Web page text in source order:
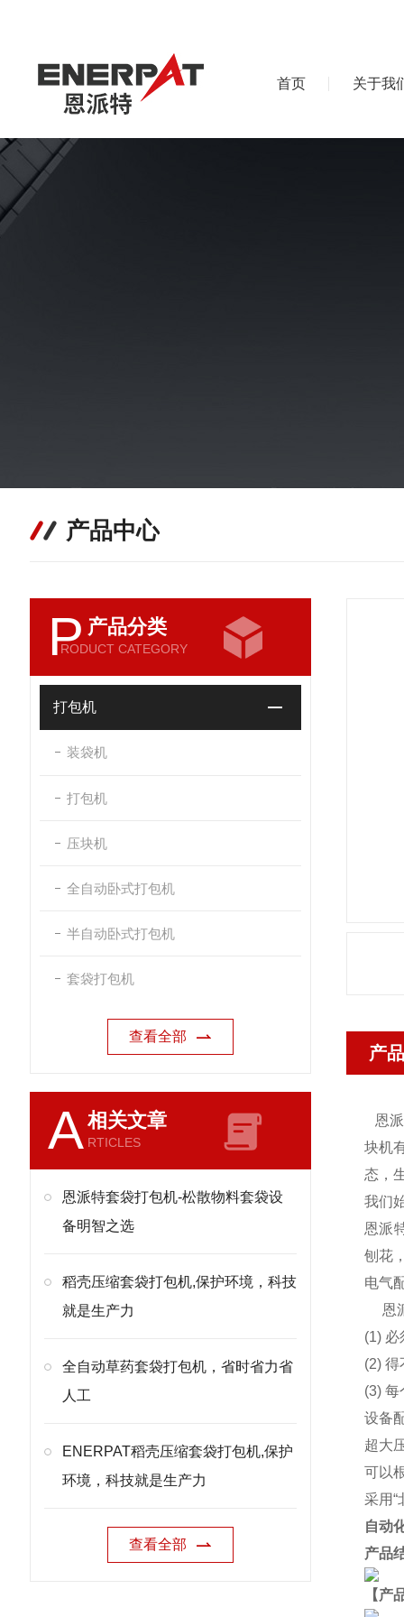
首页 关于我
产品中心
P 产品分类
RODUCT CATEGORY
打包机
装袋机
打包机
压块机
全自动卧式打包机
半自动卧式打包机
套袋打包机
查看全部
A相关文章
RTICLES
恩派特套袋打包机-松散物料套袋设
备明智之选
稻壳压缩套袋打包机,保护环境，科技
就是生产力
全自动草药套袋打包机，省时省力省
人工
ENERPAT稻壳压缩套袋打包机,保护
环境，科技就是生产力
查看全部
产
恩
块机
态，
我们
恩派
刨花
电气
恩
(1)
(2)
(3)
设备
超大
可以
采用“
自动
产品
【产